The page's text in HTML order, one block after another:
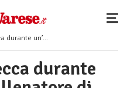
in gravi condizioni per un’encefalite
durante